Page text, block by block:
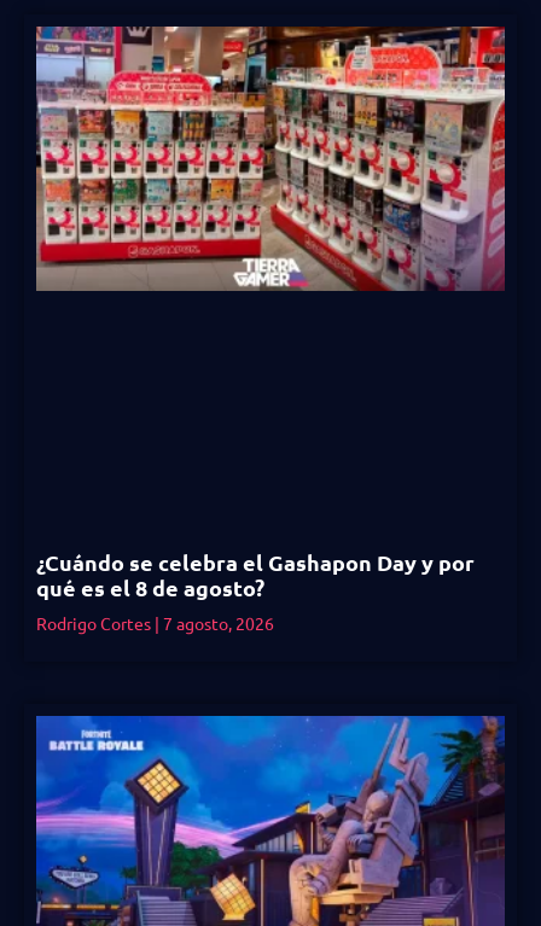
¿Cuándo se celebra el Gashapon Day y por
qué es el 8 de agosto?
Rodrigo Cortes 7 agosto, 2026